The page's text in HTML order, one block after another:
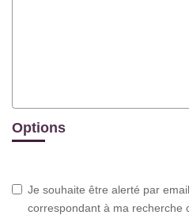
Options
Je souhaite être alerté par
correspondant à ma recherche